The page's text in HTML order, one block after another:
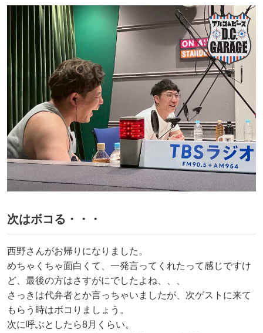
次はボコる・・・
西野さんがお帰りになりました。
めちゃくちゃ面白くて、一発言ってくれたって感じですけ
ど、最後の方はさすがにでしたよね、、、
さっきは代弁者とか言っちゃいましたが、次ゲストに来て
もらう時はボコりましょう。
次に呼ぶとしたら8月くらい。